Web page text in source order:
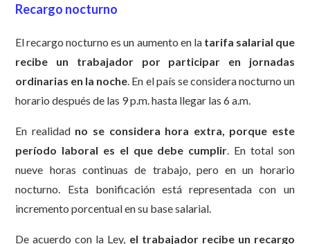
Recargo nocturno
El recargo nocturno es un aumento en la tarifa salarial que
recibe un trabajador por participar en jornadas
ordinarias en la noche. En el país se considera nocturno un
horario después de las 9 p.m. hasta llegar las 6 a.m.
En realidad no se considera hora extra, porque este
período laboral es el que debe cumplir. En total son
nueve horas continuas de trabajo, pero en un horario
nocturno. Esta bonificación está representada con un
incremento porcentual en su base salarial.
De acuerdo con la Ley, el trabajador recibe un recargo